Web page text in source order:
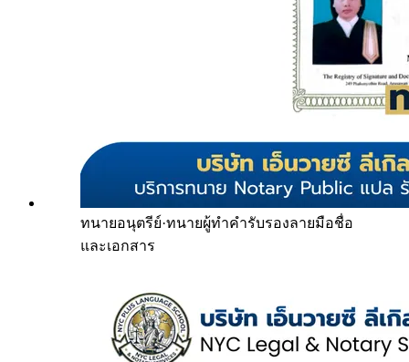
ทนายอนุตรีย์·ทนายผู้ทำคำรับรองลายมือชื่อ
และเอกสาร